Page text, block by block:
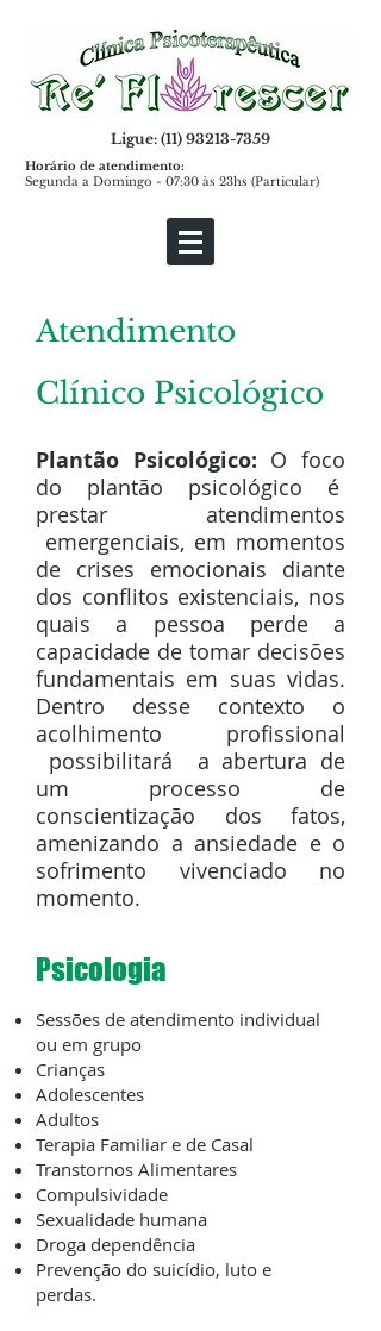
Ligue: (11) 93213-7359
Horário de atendimento:
Segunda a Domingo - 07:30 às 23hs (Particular)
Atendimento
Clínico Psicológico
Plantão Psicológico: O foco
do plantão psicológico é
prestar atendimentos
emergenciais, em momentos
de crises emocionais diante
dos conflitos existenciais, nos
quais a pessoa perde a
capacidade de tomar decisões
fundamentais em suas vidas.
Dentro desse contexto o
acolhimento profissional
possibilitará a abertura de
um processo de
conscientização dos fatos,
amenizando a ansiedade e o
sofrimento vivenciado no
momento.
Psicologia
Sessões de atendimento individual
ou em grupo
Crianças
Adolescentes
Adultos
Terapia Familiar e de Casal
Transtornos Alimentares
Compulsividade
Sexualidade humana
Droga dependência
Prevenção do suicídio, luto e
perdas.